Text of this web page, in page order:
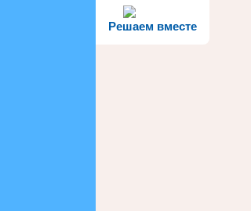
Решаем вместе